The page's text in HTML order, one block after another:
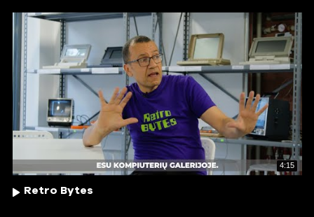
4:15
Retro Bytes